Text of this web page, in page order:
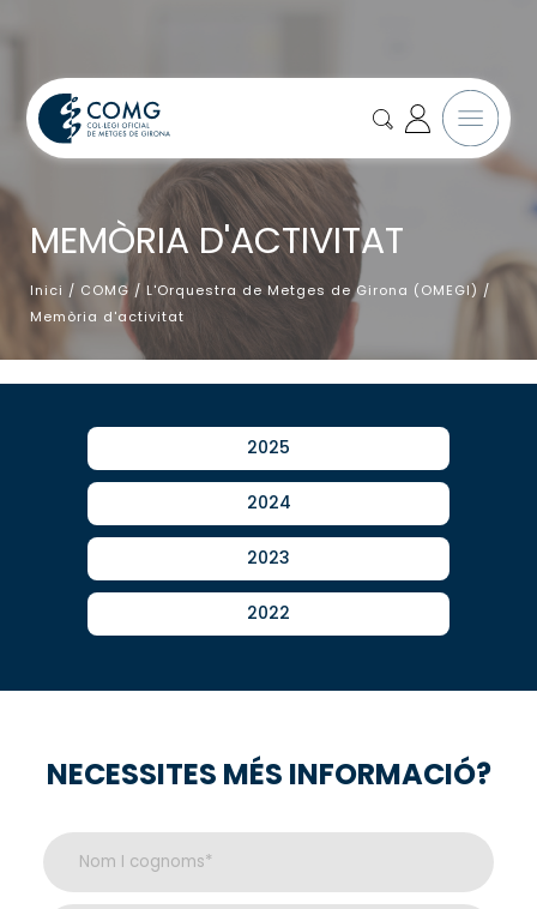
MEMÒRIA D'ACTIVITAT
Inici / COMG / L'Orquestra de Metges de Girona (OMEGI) /
Memòria d'activitat
2025
2024
2023
2022
NECESSITES MÉS INFORMACIÓ?